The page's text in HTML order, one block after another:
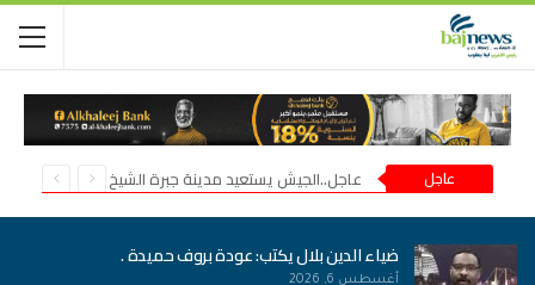
عاجل عاجل..الجيش يستعيد مدينة جبرة الشيخ في شمال كردفان
ضياء الدين بلال يكتب: عودة بروف حميدة .
أغسطس 6, 2026